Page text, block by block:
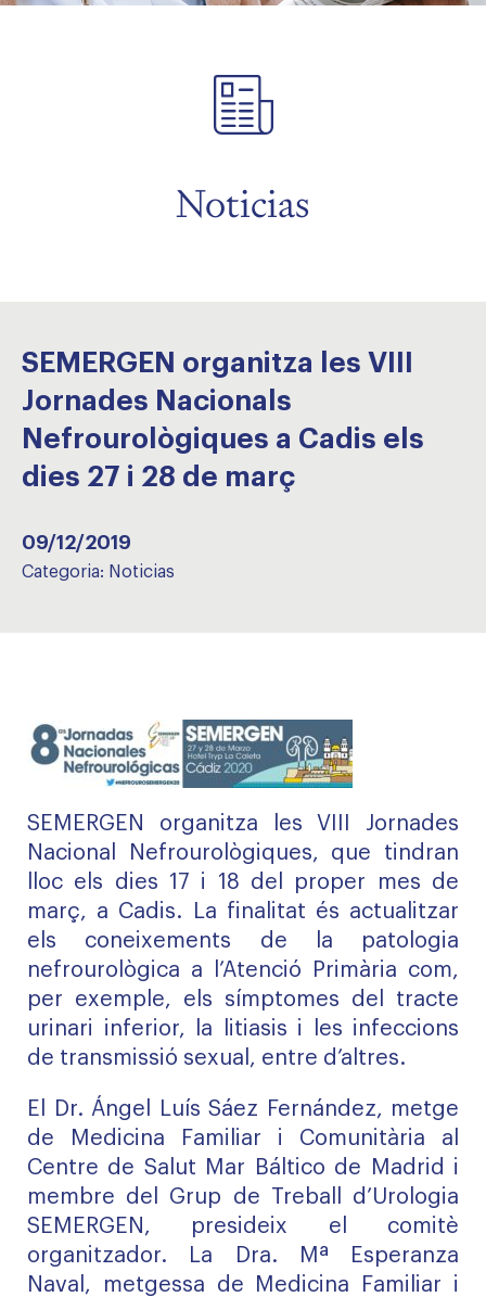
Noticias
SEMERGEN organitza les VIII
Jornades Nacionals
Nefrourològiques a Cadis els
dies 27 i 28 de març
09/12/2019
Categoria: Noticias
SEMERGEN organitza les VIII Jornades
Nacional Nefrourològiques, que tindran
lloc els dies 17 i 18 del proper mes de
març, a Cadis. La finalitat és actualitzar
els coneixements de la patologia
nefrourològica a l’Atenció Primària com,
per exemple, els símptomes del tracte
urinari inferior, la litiasis i les infeccions
de transmissió sexual, entre d’altres.
El Dr. Ángel Luís Sáez Fernández, metge
de Medicina Familiar i Comunitària al
Centre de Salut Mar Báltico de Madrid i
membre del Grup de Treball d’Urologia
SEMERGEN, presideix el comitè
organitzador. La Dra. Mª Esperanza
Naval, metgessa de Medicina Familiar i